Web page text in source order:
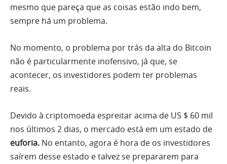
mesmo que pareça que as coisas estão indo bem,
sempre há um problema.
No momento, o problema por trás da alta do Bitcoin
não é particularmente inofensivo, já que, se
acontecer, os investidores podem ter problemas
reais.
Devido à criptomoeda espreitar acima de US $ 60 mil
nos últimos 2 dias, o mercado está em um estado de
euforia. No entanto, agora é hora de os investidores
saírem desse estado e talvez se prepararem para